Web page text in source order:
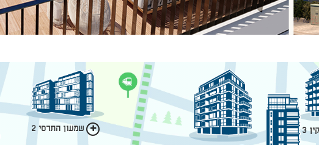
3 שמעון התרסי 2